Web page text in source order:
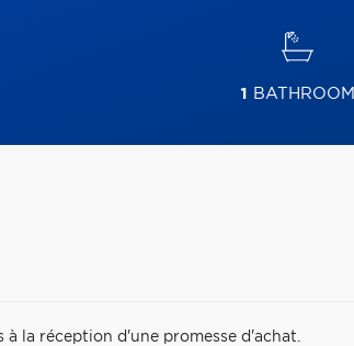
1 BATHROOM
à la réception d'une promesse d'achat.